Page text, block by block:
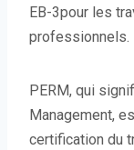
EB-3pour les
professionnels.
PERM, qui
Management,
certification du